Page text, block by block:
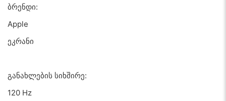
ბრენდი:
Apple
ეკრანი
განახლების სიხშირე:
120 Hz